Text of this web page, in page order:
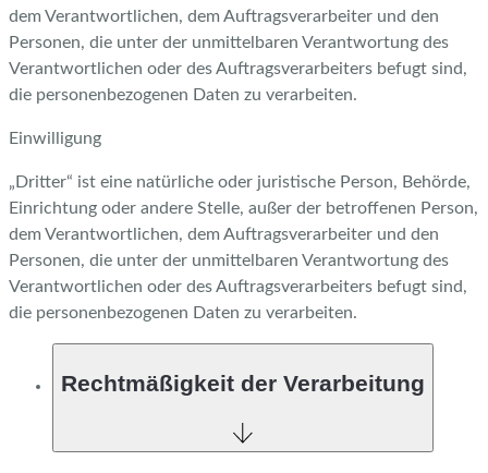
dem Verantwortlichen, dem Auftragsverarbeiter und den
Personen, die unter der unmittelbaren Verantwortung des
Verantwortlichen oder des Auftragsverarbeiters befugt sind,
die personenbezogenen Daten zu verarbeiten.
Einwilligung
„Dritter“ ist eine natürliche oder juristische Person, Behörde,
Einrichtung oder andere Stelle, außer der betroffenen Person,
dem Verantwortlichen, dem Auftragsverarbeiter und den
Personen, die unter der unmittelbaren Verantwortung des
Verantwortlichen oder des Auftragsverarbeiters befugt sind,
die personenbezogenen Daten zu verarbeiten.
Rechtmäßigkeit der Verarbeitung